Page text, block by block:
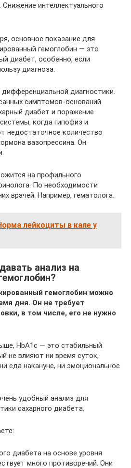
Снижение интеллектуального
основное показание для
гемоглобин — это
диабет, особенно, если
диагноза.
диагностики.
симптомов-оснований
диабет и поражение
когда гипофиз и
недостаточное количество
вазопрессина. Он
на профильного
По необходимости
врачей. Например, гематолога.
лейкоциты в кале у
анализ на
гемоглобин можно
дня. Он не требует
в том числе, его не нужно
HbA1c — это стабильный
не влияют ни время суток,
еда накануне, ни эмоциональное
удобный анализ для
сахарного диабета.
диабета на основе уровня
много противоречий. Они